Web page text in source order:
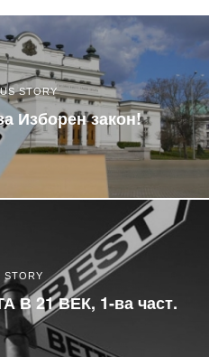
STORY
Изборен закон!
STORY
21 ВЕК, 1-ва част.